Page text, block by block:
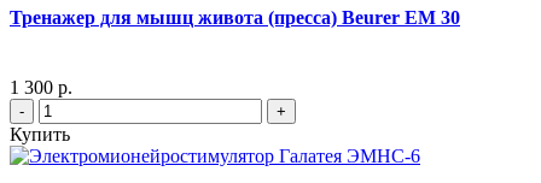
Тренажер для мышц живота (пресса) Beurer EM 30
1 300 р.
- +
Купить